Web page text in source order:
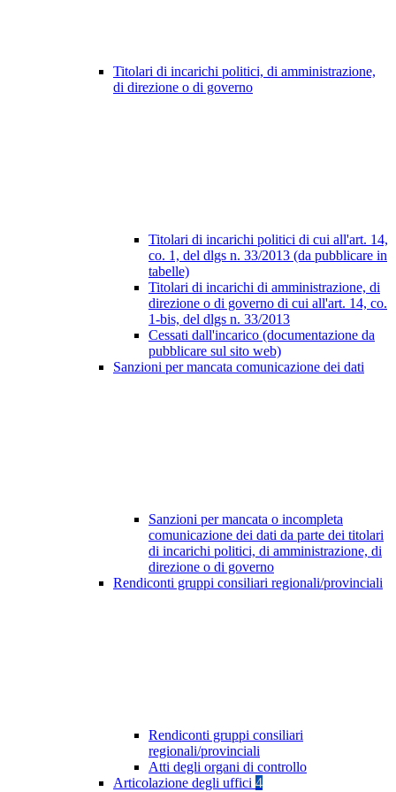
Titolari di incarichi politici, di amministrazione,
di direzione o di governo
Titolari di incarichi politici di cui all'art. 14,
co. 1, del dlgs n. 33/2013 (da pubblicare in
tabelle)
Titolari di incarichi di amministrazione, di
direzione o di governo di cui all'art. 14, co.
1-bis, del dlgs n. 33/2013
Cessati dall'incarico (documentazione da
pubblicare sul sito web)
Sanzioni per mancata comunicazione dei dati
Sanzioni per mancata o incompleta
comunicazione dei dati da parte dei titolari
di incarichi politici, di amministrazione, di
direzione o di governo
Rendiconti gruppi consiliari regionali/provinciali
Rendiconti gruppi consiliari
regionali/provinciali
Atti degli organi di controllo
Articolazione degli uffici 4